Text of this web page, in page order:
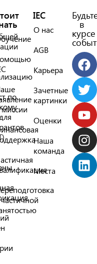
по
IEC
О нас
AGB
Карьера
Зачетные
картинки
Оценки
Наша
команда
Места
в
курсе